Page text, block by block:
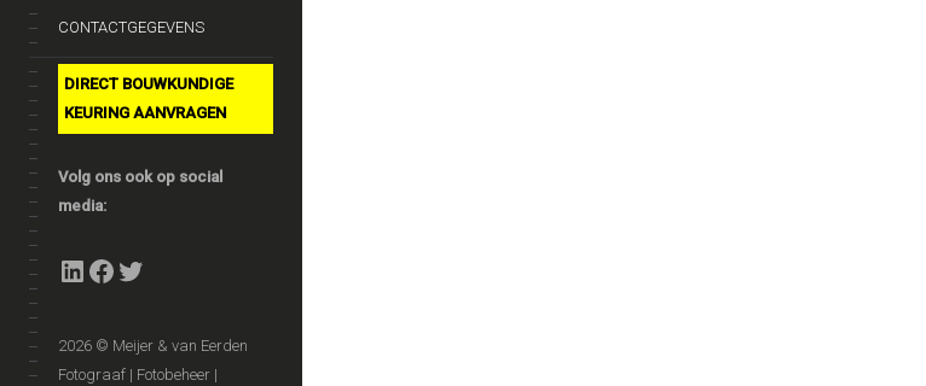
CONTACTGEGEVENS
DIRECT BOUWKUNDIGE
KEURING AANVRAGEN
Volg ons ook op social
media:
LinkedIn
Facebook
2026 © Meijer & van Eerden
Fotograaf | Fotobeheer |